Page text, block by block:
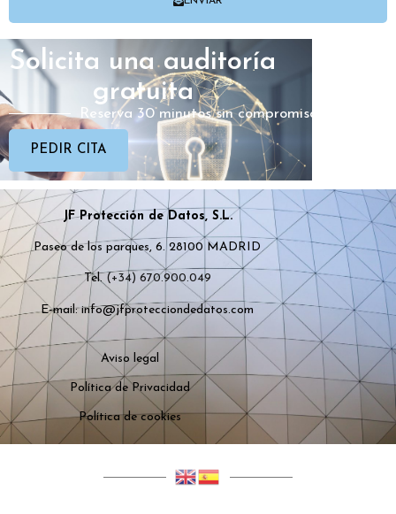
Solicita una auditoría
gratuita
Reserva 30 minutos sin compromiso
PEDIR CITA
JF Protección de Datos, S.L.
Paseo de los parques, 6. 28100 MADRID
Tel. (+34) 670.900.049
E-mail: info@jfprotecciondedatos.com
Aviso legal
Política de Privacidad
Política de cookies